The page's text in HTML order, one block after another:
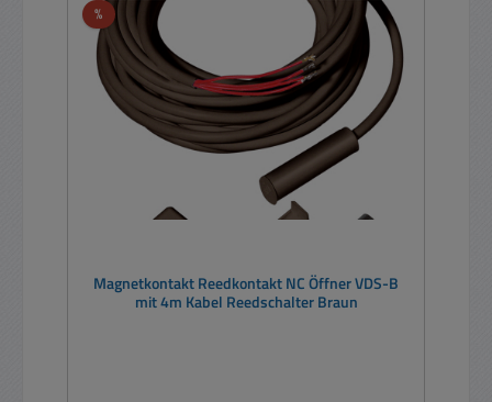
%Rabatt
Magnetkontakt Reedkontakt NC Öffner VDS-B
mit 4m Kabel Reedschalter Braun